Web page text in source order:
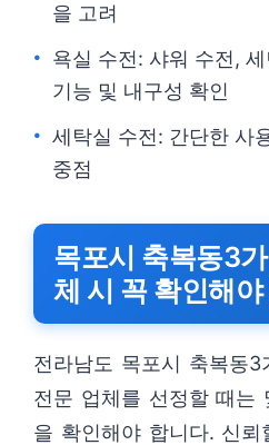
을 고려
욕실 수전: 샤워 수전,
기능 및 내구성 확인
세탁실 수전: 간단한 사
중점
목포시 축복동3
체 시 꼭 확인해야
전라남도 목포시 축복동
전문 업체를 선정할 때는
을 확인해야 합니다. 신